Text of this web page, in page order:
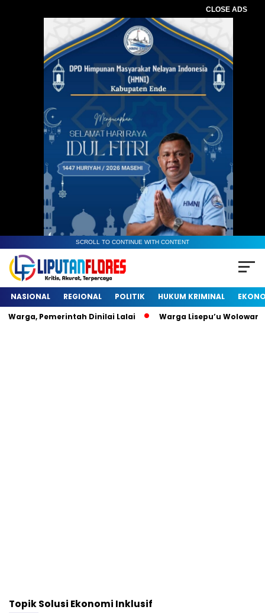
CLOSE ADS
SCROLL TO CONTINUE WITH CONTENT
NASIONAL REGIONAL POLITIK HUKUM KRIMINAL
Pemerintah Dinilai Lalai
Warga Lisepu’u
TopikSolusi Ekonomi Inklusif